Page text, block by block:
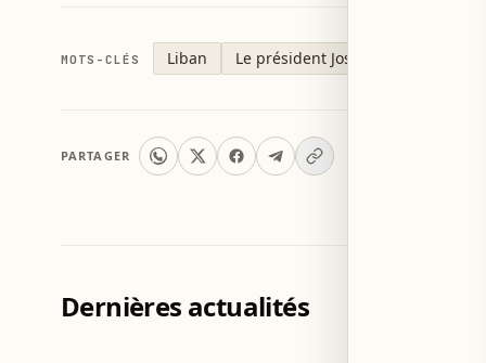
MOTS-CLÉS Liban Le président Joseph Aoun
PARTAGER
Dernières actualités